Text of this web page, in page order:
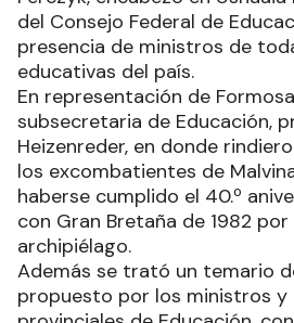
del Consejo Federal de
presencia de ministros de
educativas del país.
En representación de
subsecretaria de Educación,
Heizenreder, en donde
los excombatientes de
haberse cumplido el 40.º
con Gran Bretaña de 1982
archipiélago.
Además se trató un temario
propuesto por los ministros y